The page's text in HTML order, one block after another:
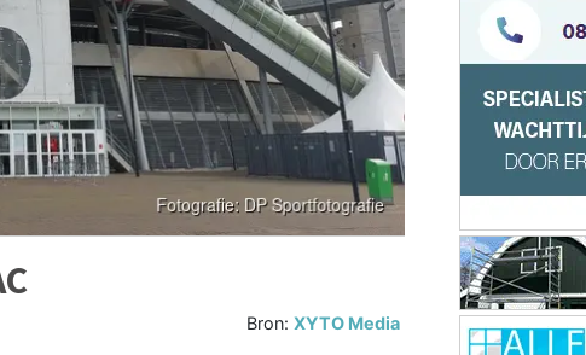
Bron:XYTO Media